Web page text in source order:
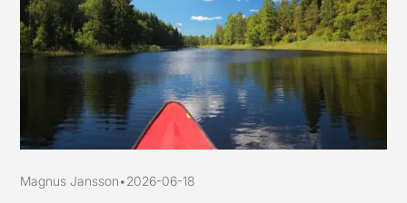
Magnus Jansson•2026-06-18